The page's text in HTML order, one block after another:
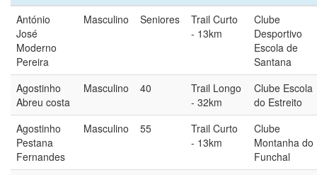
António
José
Moderno
Pereira
Masculino Seniores
Trail Curto
- 13km
Clube
Desportivo
Escola de
Santana
Agostinho
Abreu costa
Masculino 40
Trail Longo
- 32km
Clube Escola
do Estreito
Agostinho
Pestana
Fernandes
Masculino 55
Trail Curto
- 13km
Clube
Montanha do
Funchal